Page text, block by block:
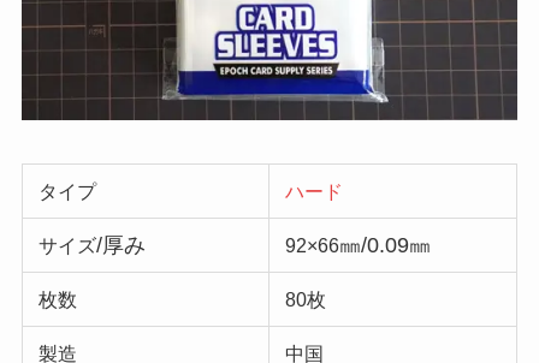
タイプ ハード
サイズ/厚み 92×66㎜/0.09㎜
枚数 80枚
製造 中国